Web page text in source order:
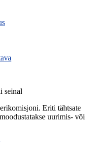
Eriti tähtsate
uurimis- või